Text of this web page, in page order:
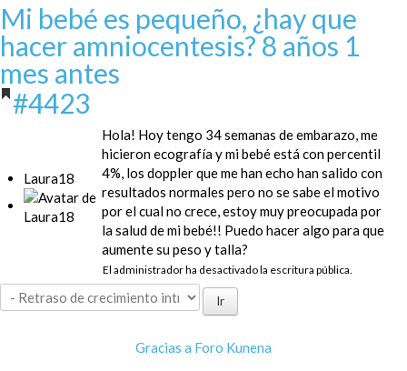
Mi bebé es pequeño, ¿hay que
hacer amniocentesis? 8 años 1
mes antes
#4423
Laura18
Hola! Hoy tengo 34 semanas de embarazo, me
hicieron ecografía y mi bebé está con percentil
4%, los doppler que me han echo han salido con
resultados normales pero no se sabe el motivo
por el cual no crece, estoy muy preocupada por
la salud de mi bebé!! Puedo hacer algo para que
aumente su peso y talla?
El administrador ha desactivado la escritura pública.
Gracias a Foro Kunena